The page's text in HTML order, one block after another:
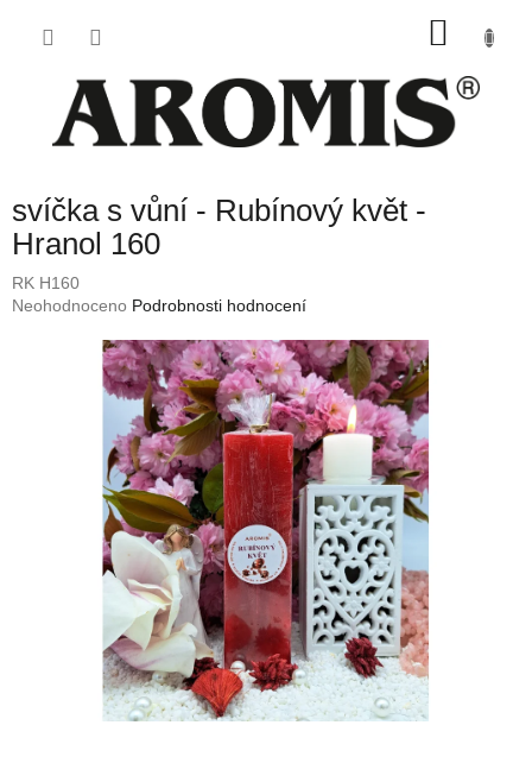
svíčka s vůní - Rubínový květ -
Hranol 160
RK H160
Průměrné
Neohodnoceno Podrobnosti hodnocení